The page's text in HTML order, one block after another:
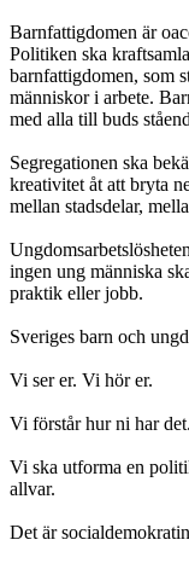
Barnfattigdomen är
Politiken ska
barnfattigdomen, som
människor i arbete.
med alla till buds
Segregationen ska
kreativitet åt att bryta
mellan stadsdelar,
ingen ung människa
praktik eller jobb.
Sveriges barn och
Vi ser er. Vi hör er.
Vi förstår hur ni har
Vi ska utforma en
allvar.
Det är